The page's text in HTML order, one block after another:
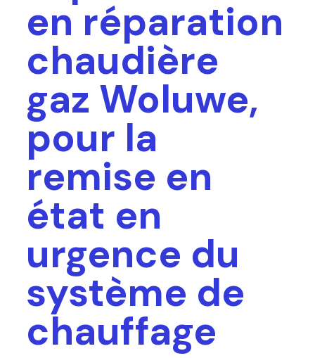
en réparation
chaudière
gaz Woluwe,
pour la
remise en
état en
urgence du
système de
chauffage